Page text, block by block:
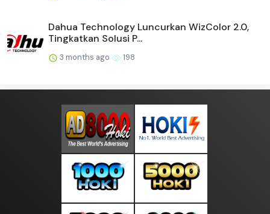
Dahua Technology Luncurkan WizColor 2.0,
Tingkatkan Solusi P...
3 months ago 198